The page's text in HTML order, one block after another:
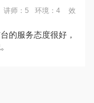
讲师：5 环境：4
效
的服务态度很好，